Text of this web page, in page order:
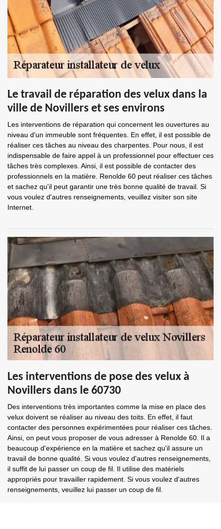
Le travail de réparation des velux dans la
ville de Novillers et ses environs
Les interventions de réparation qui concernent les ouvertures au
niveau d'un immeuble sont fréquentes. En effet, il est possible de
réaliser ces tâches au niveau des charpentes. Pour nous, il est
indispensable de faire appel à un professionnel pour effectuer ces
tâches très complexes. Ainsi, il est possible de contacter des
professionnels en la matière. Renolde 60 peut réaliser ces tâches
et sachez qu'il peut garantir une très bonne qualité de travail. Si
vous voulez d'autres renseignements, veuillez visiter son site
Internet.
Les interventions de pose des velux à
Novillers dans le 60730
Des interventions très importantes comme la mise en place des
velux doivent se réaliser au niveau des toits. En effet, il faut
contacter des personnes expérimentées pour réaliser ces tâches.
Ainsi, on peut vous proposer de vous adresser à Renolde 60. Il a
beaucoup d'expérience en la matière et sachez qu'il assure un
travail de bonne qualité. Si vous voulez d'autres renseignements,
il suffit de lui passer un coup de fil. Il utilise des matériels
appropriés pour travailler rapidement. Si vous voulez d'autres
renseignements, veuillez lui passer un coup de fil.